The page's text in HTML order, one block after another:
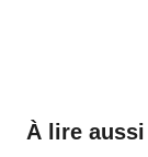
À lire aussi